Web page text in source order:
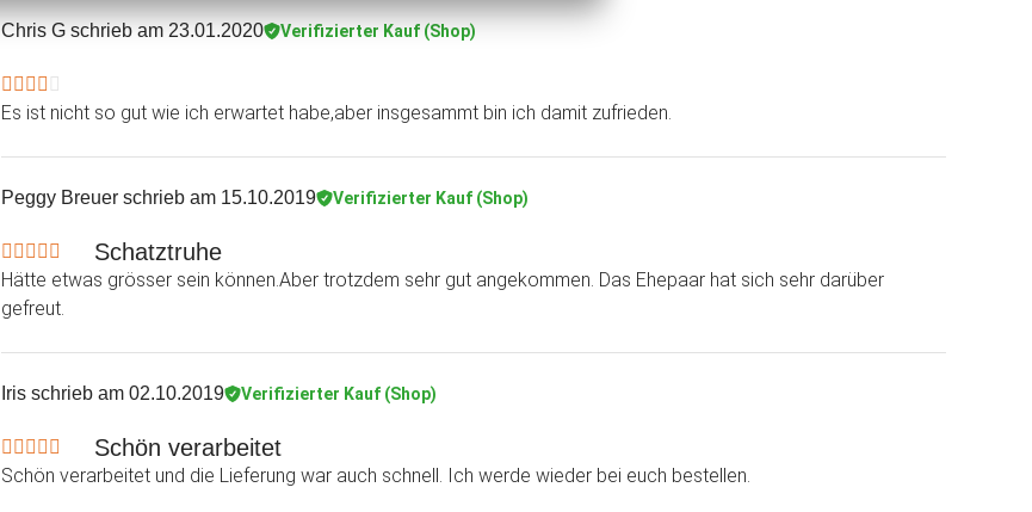
Chris G schrieb am 23.01.2020 Verifizierter Kauf (Shop)
Es ist nicht so gut wie ich erwartet habe,aber insgesammt bin ich damit zufrieden.
Peggy Breuer schrieb am 15.10.2019 Verifizierter Kauf (Shop)
Schatztruhe
Hätte etwas grösser sein können.Aber trotzdem sehr gut angekommen. Das Ehepaar hat sich sehr darüber
gefreut.
Iris schrieb am 02.10.2019 Verifizierter Kauf (Shop)
Schön verarbeitet
Schön verarbeitet und die Lieferung war auch schnell. Ich werde wieder bei euch bestellen.